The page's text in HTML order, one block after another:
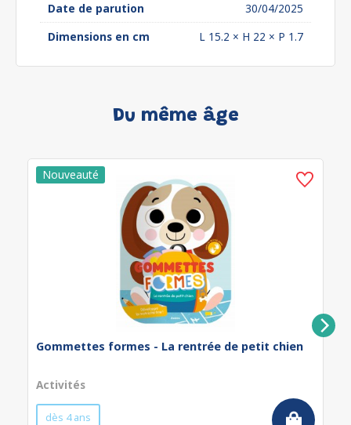
Date de parution
30/04/2025
Dimensions en cm
L 15.2 × H 22 × P 1.7
Du même âge
Gommettes formes - La rentrée de petit chien
Activités
dès 4 ans